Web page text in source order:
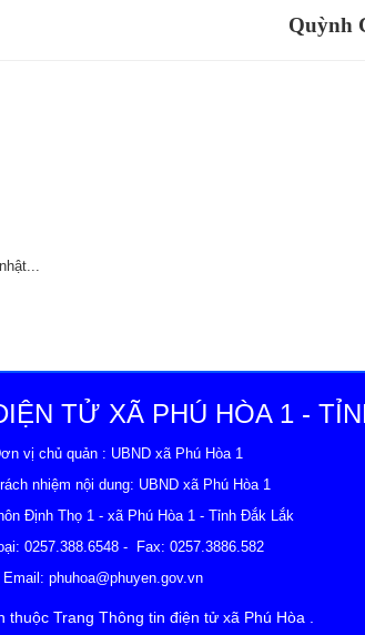
Quỳnh
TỬ XÃ PHÚ HÒA 1 -
vị chủ quản : UBND xã Phú Hòa 1
nhiệm nội dung: UBND xã Phú Hòa 1
Định Thọ 1 - xã Phú Hòa 1 - Tỉnh Đắk Lắk
0257.388.6548- Fax: 0257.3886.582
phuhoa@phuyen.gov.vn
thuộc Trang Thông tin điện tử xã Phú Hòa .